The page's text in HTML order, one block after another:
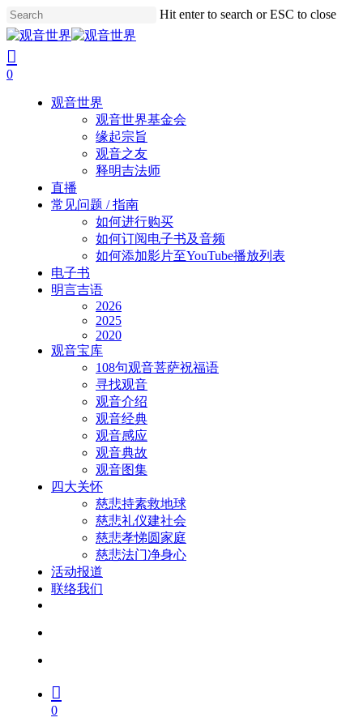
Skip
to
main
content
Hit enter to search or ESC to close
Close
Search
search
account
0
观音世界
观音世界基金会
缘起宗旨
观音之友
释明吉法师
直播
常见问题 / 指南
如何进行购买
如何订阅电子书及音频
如何添加影片至YouTube播放列表
电子书
明言吉语
2026
2025
2020
观音宝库
108句观音菩萨祝福语
寻找观音
观音介绍
观音经典
观音感应
观音典故
观音图集
四大关怀
慈悲持素救地球
慈悲礼仪建社会
慈悲孝悌圆家庭
慈悲法门净身心
活动报道
联络我们
0